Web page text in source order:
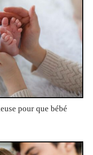
pour que bébé